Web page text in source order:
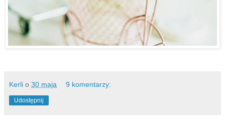
Kerli o 30 maja 9 komentarzy:
Udostępnij